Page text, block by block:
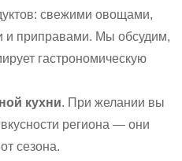
свежими овощами,
и приправами. Мы обсудим,
гастрономическую
кухни. При желании вы
региона — они
сезона.